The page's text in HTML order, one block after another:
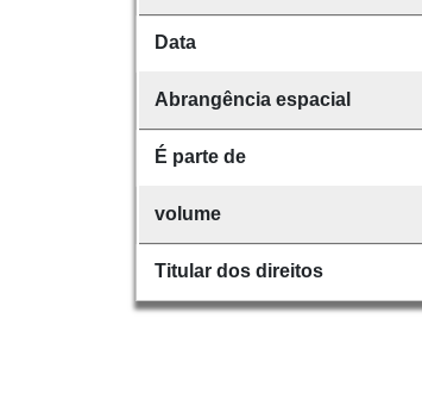
Data
Abrangência espacial
É parte de
volume
Titular dos direitos